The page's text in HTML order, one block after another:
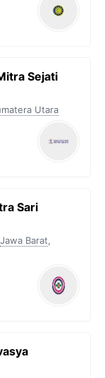
Sejati
Utara
Sari
Jawa Barat,